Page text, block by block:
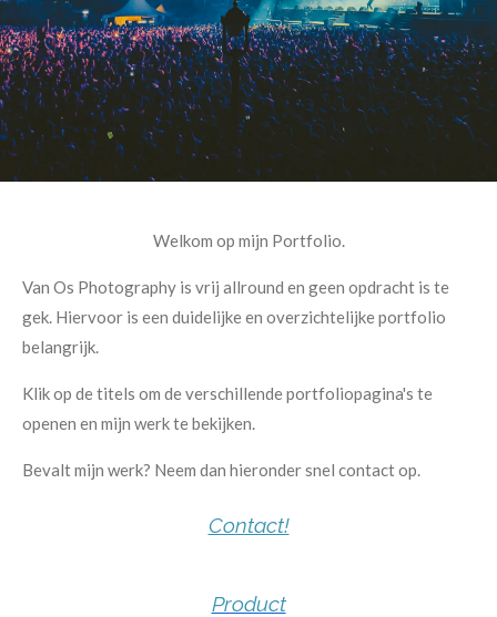
Welkom op mijn Portfolio.
Van Os Photography is vrij allround en geen opdracht is te
gek. Hiervoor is een duidelijke en overzichtelijke portfolio
belangrijk.
Klik op de titels om de verschillende portfoliopagina's te
openen en mijn werk te bekijken.
Bevalt mijn werk? Neem dan hieronder snel contact op.
Contact!
Product